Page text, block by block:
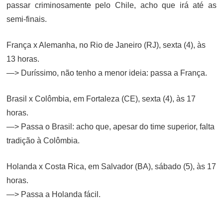
passar criminosamente pelo Chile, acho que irá até as
semi-finais.
França x Alemanha, no Rio de Janeiro (RJ), sexta (4), às
13 horas.
—> Duríssimo, não tenho a menor ideia: passa a França.
Brasil x Colômbia, em Fortaleza (CE), sexta (4), às 17
horas.
—> Passa o Brasil: acho que, apesar do time superior, falta
tradição à Colômbia.
Holanda x Costa Rica, em Salvador (BA), sábado (5), às 17
horas.
—> Passa a Holanda fácil.